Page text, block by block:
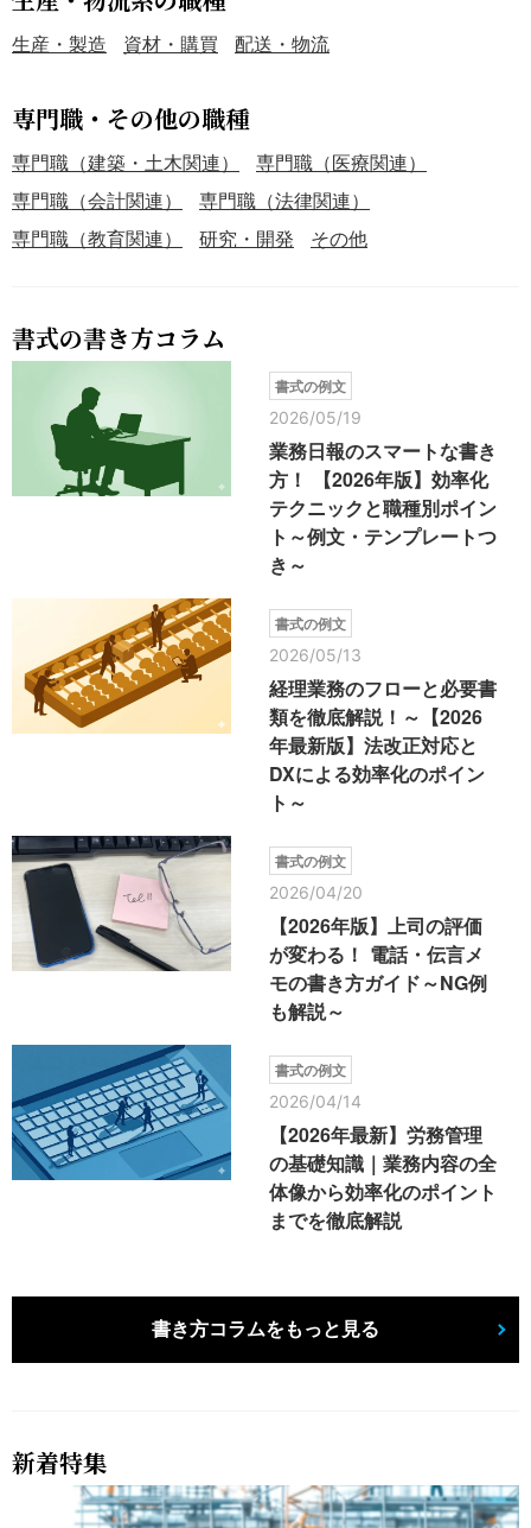
生産・製造 資材・購買 配送・物流
専門職・その他の職種
専門職（建築・土木関連）
専門職（医療関連）
専門職（会計関連）
専門職（法律関連）
専門職（教育関連）
研究・開発 その他
書式の書き方コラム
書式の例文
2026/05/19
業務日報のスマートな書き
方！ 【2026年版】効率化
テクニックと職種別ポイン
ト～例文・テンプレートつ
き～
書式の例文
2026/05/13
経理業務のフローと必要書
類を徹底解説！～【2026
年最新版】法改正対応と
DXによる効率化のポイン
ト～
書式の例文
2026/04/20
【2026年版】上司の評価
が変わる！ 電話・伝言メ
モの書き方ガイド～NG例
も解説～
書式の例文
2026/04/14
【2026年最新】労務管理
の基礎知識｜業務内容の全
体像から効率化のポイント
までを徹底解説
書き方コラムをもっと見る
新着特集